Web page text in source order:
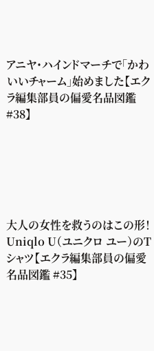
アニヤ・ハインドマーチで「かわ
いいチャーム」始めました【エク
ラ編集部員の偏愛名品図鑑
#38】
大人の女性を救うのはこの形！
Uniqlo U（ユニクロ ユー）のT
シャツ【エクラ編集部員の偏愛
名品図鑑 #35】